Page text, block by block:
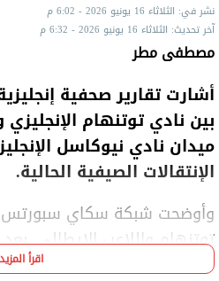
نشر في: الثلاثاء 16 يونيو 2026 - 6:02 م
آخر تحديث: الثلاثاء 16 يونيو 2026 - 6:32 م
مصطفى مطر
أشارت تقارير صحفية
بين نادي توتنهام
ميدان نادي نيوكاسل
الإنتقالات الصيفية الحالية.
وأوضحت شبكة سكاي
توتنهام واللاعب الإيطالي،
الفريق، روبرتو دي زيربي.
اقرأ المزيد